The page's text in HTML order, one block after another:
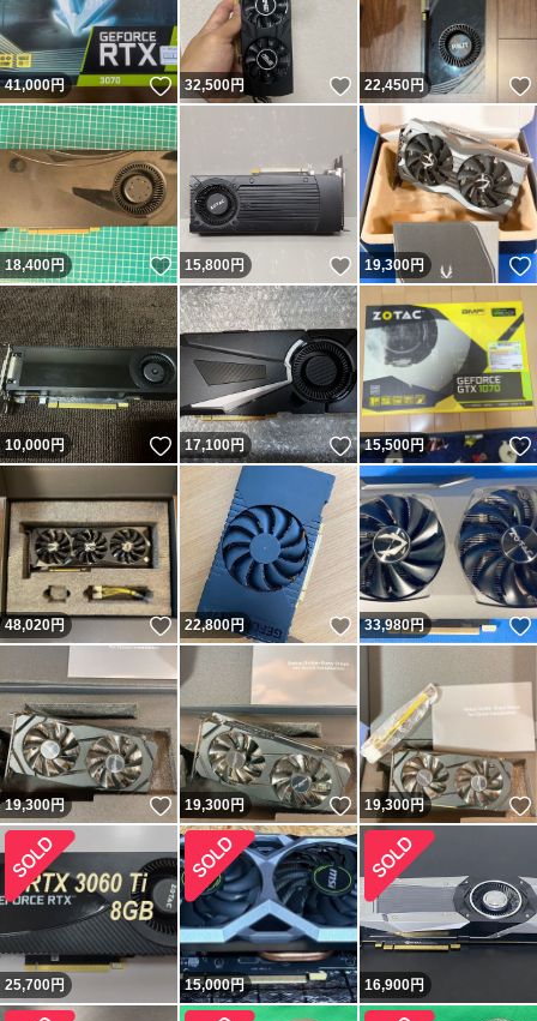
41,000円 いいね！
32,500円 いいね！
22,450円
18,400円 いいね！
15,800円 いいね！
19,300円
10,000円 いいね！
17,100円 いいね！
15,500円
48,020円 いいね！
22,800円 いいね！
33,980円
19,300円 いいね！
19,300円 いいね！
19,300円
25,700円 15,000円 16,900円